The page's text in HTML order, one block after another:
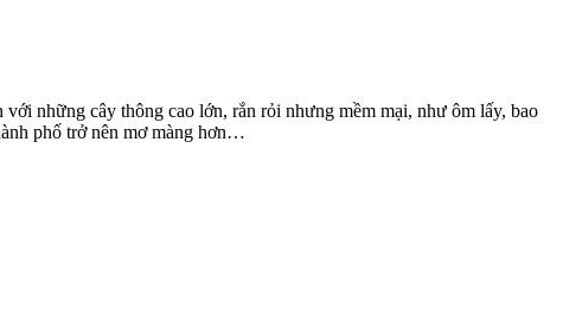
những cây thông cao lớn, rắn rỏi nhưng mềm mại, như ôm lấy, bao
phố trở nên mơ màng hơn…